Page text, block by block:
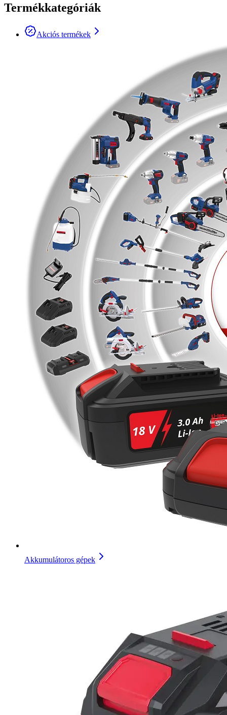
Termékkategóriák
Akciós termékek
Akkumulátoros gépek